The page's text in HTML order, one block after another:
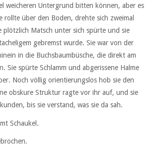
weicheren Untergrund bitten können, aber es
rollte über den Boden, drehte sich zweimal
plötzlich Matsch unter sich spürte und sie
gebremst wurde. Sie war von der
in die Buchsbaumbüsche, die direkt am
Sie spürte Schlamm und abgerissene Halme
Noch völlig orientierungslos hob sie den
obskure Struktur ragte vor ihr auf, und sie
bis sie verstand, was sie da sah.
Schaukel.